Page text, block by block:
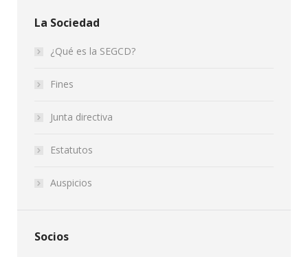
La Sociedad
¿Qué es la SEGCD?
Fines
Junta directiva
Estatutos
Auspicios
Socios